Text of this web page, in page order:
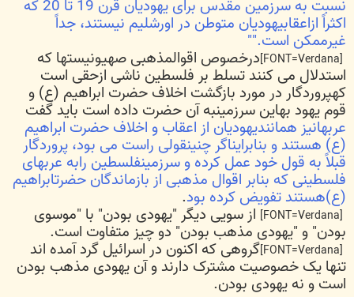
نسبت به سرزمین مقدس برای یهودیان قرن 19 تا 20 که
اکثراً ازاعقابیهودیان متوطن در اورشلیم نیستند، جداً
غیرممکن است.""
درخصوص اقوالمذهبی صهیونیستها که
استدلال می کنند تسلط بر فلسطین ناشی ازحقی است
کهپروردگار در مورد بازگشت اخلاف حضرت ابراهیم (ع) و
قوم یهود بهاین سرزمینبه آن حضرت داده است باید گفت
عربهانیز همانندیهودیان از اعقاب و اخلاف حضرت ابراهیم
(ع) هستند و بنابرایناگر چنینقولی راست می بود، پروردگار
قبلاً به قول خود عمل کرده و سرزمینفلسطین رابه عربهای
فلسطینی که بنابر اقوال مذهبی از بازماندگان حضرتابراهیم
(ع)هستند تفویض کرده بود.
از سویی دیگر "یهودی بودن" با "موسوی
بودن" و "یهودی مذهب بودن" دو چیز متفاوت است.
گروهی که اکنون در اسرائیل گرد آمده اند
تنها یک خصوصیت مشترک دارند و آن یهودی مذهب بودن
است و نه یهودی بودن.